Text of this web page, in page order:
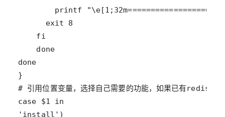
    done